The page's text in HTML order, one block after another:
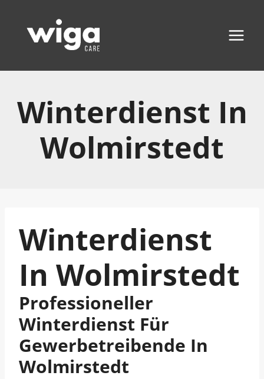
Inhalt
springen
Winterdienst In
Wolmirstedt
Winterdienst
In Wolmirstedt
Professioneller
Winterdienst Für
Gewerbetreibende In
Wolmirstedt